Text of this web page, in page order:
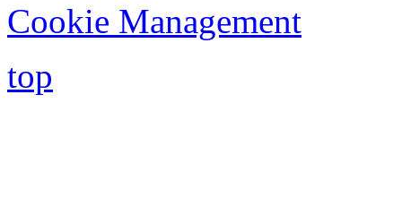
Cookie Management
top